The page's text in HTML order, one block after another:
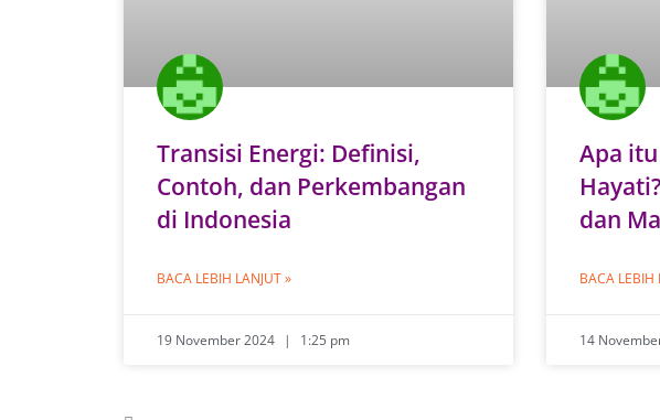
Transisi Energi: Definisi,
Contoh, dan Perkembangan
di Indonesia
BACA LEBIH LANJUT »
19 November 2024 1:25 pm
Apa
dan
BACA LEBIH
14